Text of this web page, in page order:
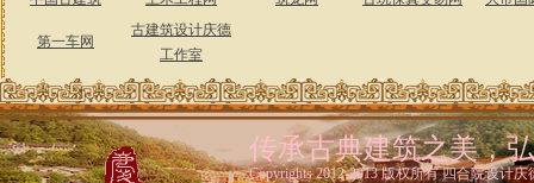
第一车网
古建筑设计庆德
工作室
传承古典建筑之美，
Copyrights 2012-2013 版权所有 四合院设计